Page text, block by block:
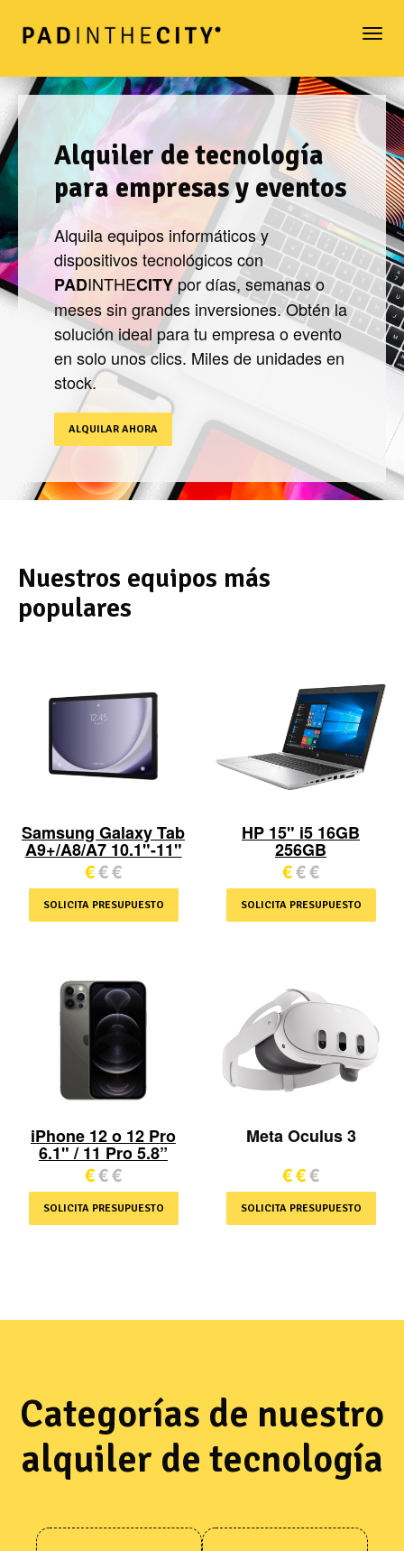
Alquiler de tecnología
para empresas y eventos
Alquila equipos informáticos y
dispositivos tecnológicos con
PADINTHECITYpor días, semanas o
meses sin grandes inversiones. Obtén la
solución ideal para tu empresa o evento
en solo unos clics. Miles de unidades en
stock.
ALQUILAR AHORA
Nuestros equipos más
populares
Samsung Galaxy Tab
A9+/A8/A7 10.1"-11"
€€€
SOLICITA PRESUPUESTO
HP 15" i5 16GB
256GB
€€€
SOLICITA PRESUPUESTO
iPhone 12 o 12 Pro
6.1" / 11 Pro 5.8”
€€€
SOLICITA PRESUPUESTO
Meta Oculus 3
€€€
SOLICITA PRESUPUESTO
Categorías de nuestro
alquiler de tecnología